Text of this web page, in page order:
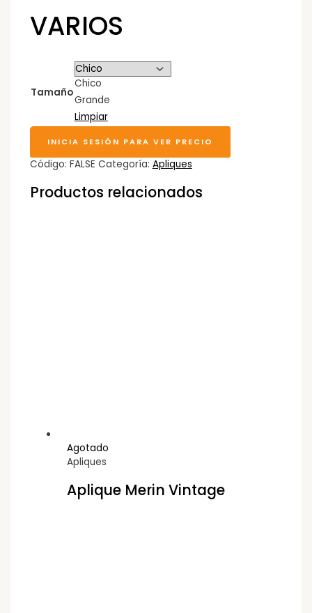
VARIOS
Tamaño
Chico
Grande
Limpiar
INICIA SESIÓN PARA VER PRECIO
Código: FALSE Categoría: Apliques
Productos relacionados
Agotado
Apliques
Aplique Merin Vintage